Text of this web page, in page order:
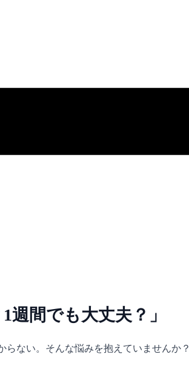
週間でも大丈夫？」
ない。そんな悩みを抱えていませんか？